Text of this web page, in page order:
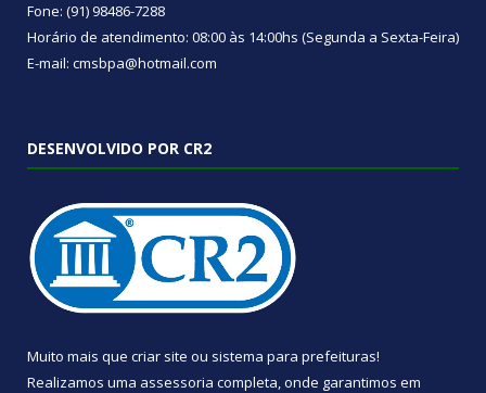
Fone: (91) 98486-7288
Horário de atendimento: 08:00 às 14:00hs (Segunda a Sexta-Feira)
E-mail: cmsbpa@hotmail.com
DESENVOLVIDO POR CR2
Muito mais que criar site ou sistema para prefeituras!
Realizamos uma assessoria completa, onde garantimos em